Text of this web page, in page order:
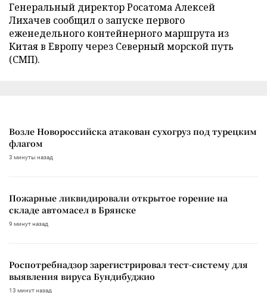
Генеральный директор Росатома Алексей
Лихачев сообщил о запуске первого
еженедельного контейнерного маршрута из
Китая в Европу через Северный морской путь
(СМП).
Возле Новороссийска атакован сухогруз под турецким
флагом
3 минуты назад
Пожарные ликвидировали открытое горение на
складе автомасел в Брянске
9 минут назад
Роспотребнадзор зарегистрировал тест-систему для
выявления вируса Бундибуджио
13 минут назад